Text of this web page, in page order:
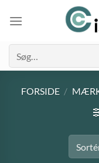
efter:
FORSIDE /